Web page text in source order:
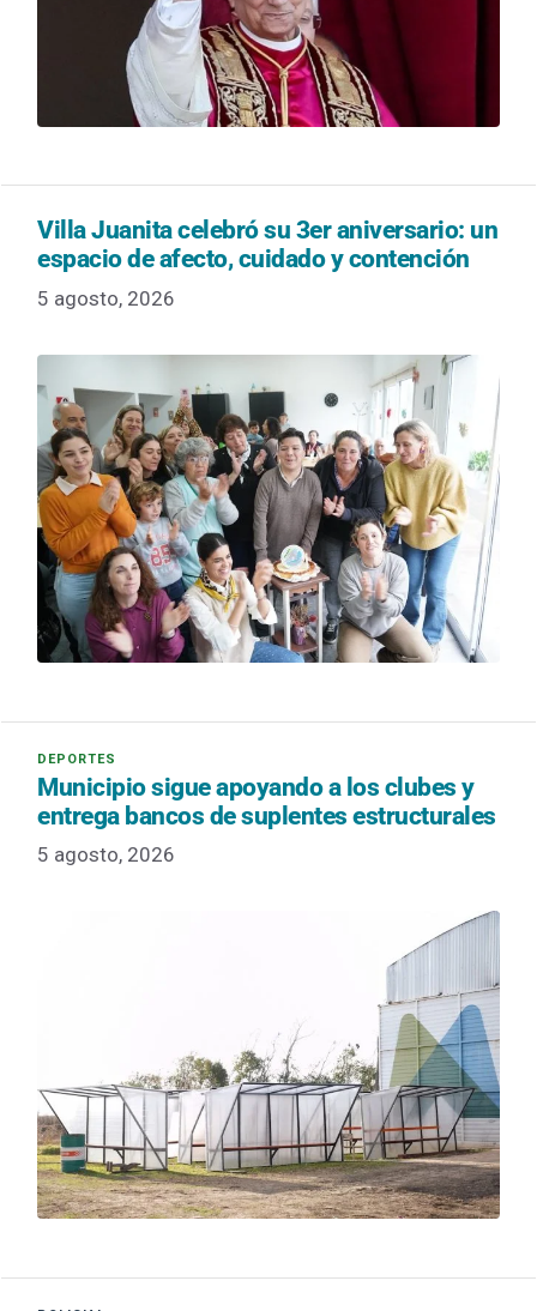
Villa Juanita celebró su 3er aniversario: un
espacio de afecto, cuidado y contención
5 agosto, 2026
Municipio sigue apoyando a los clubes y
entrega bancos de suplentes estructurales
5 agosto, 2026